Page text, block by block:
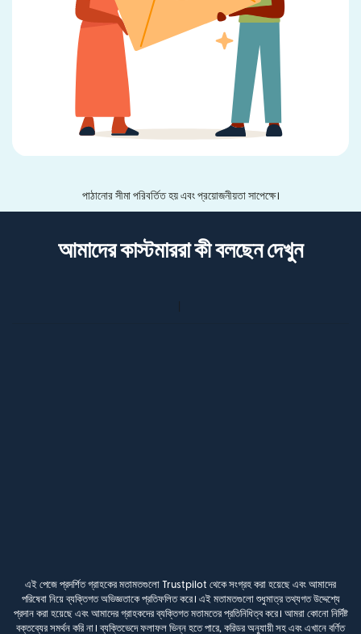
পাঠানোর সীমা পরিবর্তিত হয় এবং প্রয়োজনীয়তা সাপেক্ষে।
আমাদের কাস্টমাররা কী বলছেন দেখুন
এই পেজে প্রদর্শিত গ্রাহকের মতামতগুলো Trustpilot থেকে সংগ্রহ করা হয়েছে এবং আমাদের
পরিষেবা নিয়ে ব্যক্তিগত অভিজ্ঞতাকে প্রতিফলিত করে। এই মতামতগুলো শুধুমাত্র তথ্যগত উদ্দেশ্যে
প্রদান করা হয়েছে এবং আমাদের গ্রাহকদের ব্যক্তিগত মতামতের প্রতিনিধিত্ব করে। আমরা কোনো নির্দিষ্ট
বক্তব্যের সমর্থন করি না। ব্যক্তিভেদে ফলাফল ভিন্ন হতে পারে, করিডর অনুযায়ী সহ এবং এখানে বর্ণিত